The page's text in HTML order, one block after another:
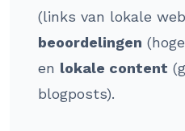
(links van lokale
beoordelingen
en lokale content
blogposts).